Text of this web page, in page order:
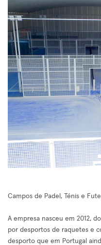
Campos de Padel, Ténis e
A empresa nasceu em 2012,
por desportos de raquetes e
desporto que em Portugal